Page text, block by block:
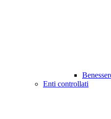
Enti controllati